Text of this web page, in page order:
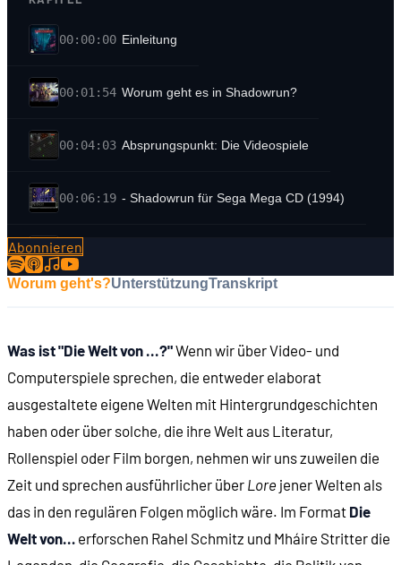
00:00:00 Einleitung
00:01:54 Worum geht es in Shadowrun?
00:04:03 Absprungspunkt: Die Videospiele
00:06:19 - Shadowrun für Sega Mega CD (1994)
00:07:02
00:08:37 - Überschaubarer Erfolg der Spiele
00:13:14 Der Ursprung: Cyberpunk
00:16:13 - Neuromancer (1984)
00:17:12 - Blade Runner (1982)
Abonnieren
Worum geht's?UnterstützungTranskript
Was ist "Die Welt von ...?"Wenn wir über Video- und
Computerspiele sprechen, die entweder elaborat
ausgestaltete eigene Welten mit Hintergrundgeschichten
haben oder über solche, die ihre Welt aus Literatur,
Rollenspiel oder Film borgen, nehmen wir uns zuweilen die
Zeit und sprechen ausführlicher über Lore jener Welten als
das in den regulären Folgen möglich wäre. Im Format Die
Welt von… erforschen Rahel Schmitz und Mháire Stritter die